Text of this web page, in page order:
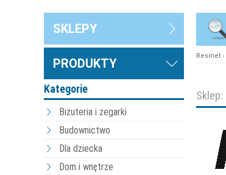
SKLEPY
PRODUKTY
Kategorie
Biżuteria i zegarki
Budownictwo
Dla dziecka
Dom i wnętrze
Resinet ›
Sklep: